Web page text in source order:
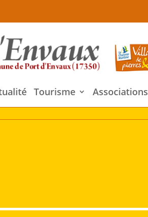
Tourisme Associations